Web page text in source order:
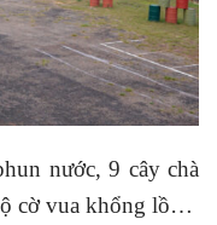
nước, 9 cây chà
cờ vua khổng lồ…